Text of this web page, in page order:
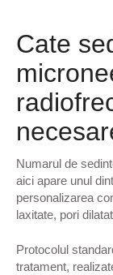
Cate
Numarul de
aici apare unul
personalizarea
laxitate, pori
Protocolul
tratament,